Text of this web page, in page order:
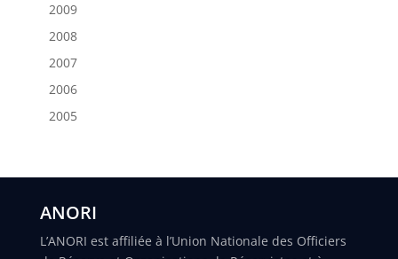
2009
2008
2007
2006
2005
ANORI
L’ANORI est affiliée à l’Union Nationale des Officiers